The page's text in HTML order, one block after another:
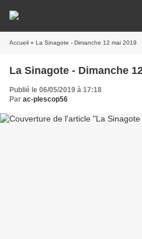
Accueil » La Sinagote - Dimanche 12 mai 2019
La Sinagote - Dimanche
Publié le 06/05/2019 à 17:18
Par ac-plescop56